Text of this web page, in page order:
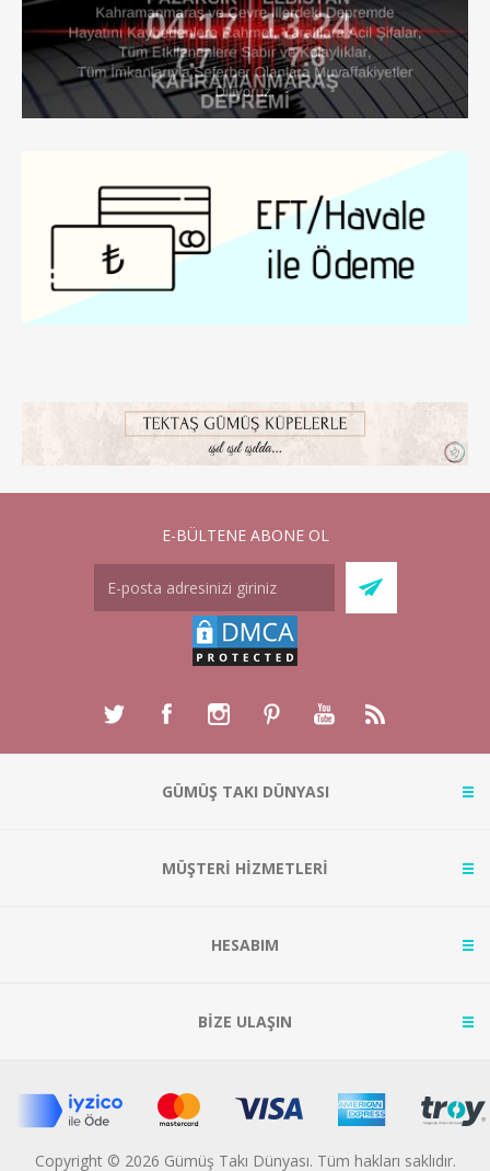
E-BÜLTENE ABONE OL
GÜMÜŞ TAKI DÜNYASI
MÜŞTERİ HİZMETLERİ
HESABIM
BİZE ULAŞIN
Copyright © 2026 Gümüş Takı Dünyası. Tüm hakları saklıdır.